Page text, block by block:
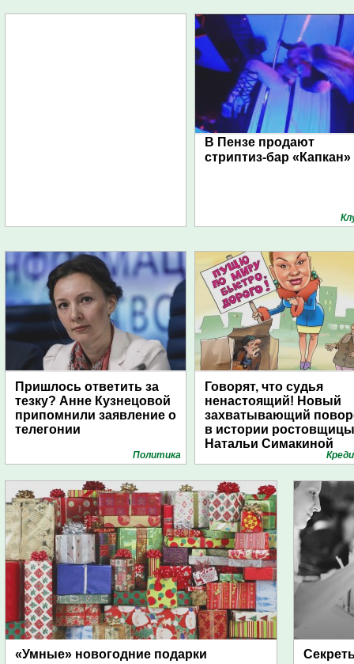
В Пензе продают
стриптиз-бар «Капкан»
Пришлось ответить за
тезку? Анне Кузнецовой
припомнили заявление о
телегонии
Политика
Говорят, что судья
ненастоящий! Новый
захватывающий
в истории ростовщицы
Натальи Симакиной
«Умные» новогодние подарки